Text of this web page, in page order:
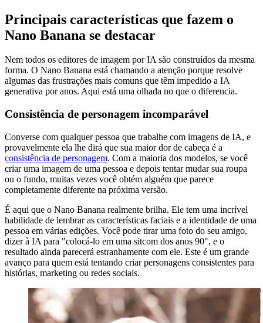
Principais características que fazem o
Nano Banana se destacar
Nem todos os editores de imagem por IA são construídos da mesma
forma. O Nano Banana está chamando a atenção porque resolve
algumas das frustrações mais comuns que têm impedido a IA
generativa por anos. Aqui está uma olhada no que o diferencia.
Consistência de personagem incomparável
Converse com qualquer pessoa que trabalhe com imagens de IA, e
provavelmente ela lhe dirá que sua maior dor de cabeça é a
consistência de personagem. Com a maioria dos modelos, se você
criar uma imagem de uma pessoa e depois tentar mudar sua roupa
ou o fundo, muitas vezes você obtém alguém que parece
completamente diferente na próxima versão.
É aqui que o Nano Banana realmente brilha. Ele tem uma incrível
habilidade de lembrar as características faciais e a identidade de uma
pessoa em várias edições. Você pode tirar uma foto do seu amigo,
dizer à IA para "colocá-lo em uma sitcom dos anos 90", e o
resultado ainda parecerá estranhamente com ele. Este é um grande
avanço para quem está tentando criar personagens consistentes para
histórias, marketing ou redes sociais.